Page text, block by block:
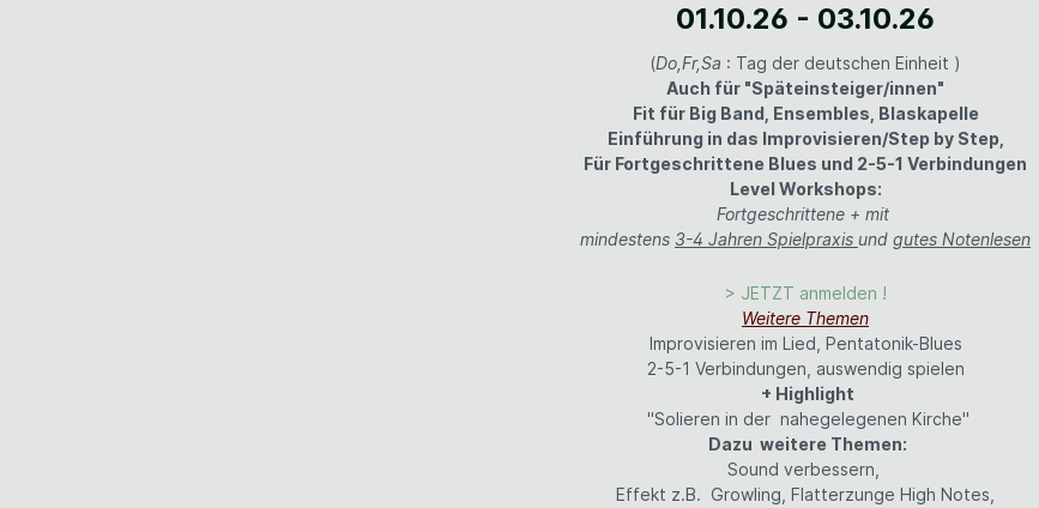
01.10.26 - 03.10.26
(Do,Fr,Sa : Tag der deutschen Einheit )
Auch für "Späteinsteiger/innen"
Fit für Big Band, Ensembles, Blaskapelle
Einführung in das Improvisieren/Step by Step,
Für Fortgeschrittene Blues und 2-5-1 Verbindungen
Level Workshops:
Fortgeschrittene + mit
mindestens 3-4 Jahren Spielpraxis und gutes Notenlesen
> JETZT anmelden !
Weitere Themen
Improvisieren im Lied, Pentatonik-Blues
2-5-1 Verbindungen, auswendig spielen
+ Highlight
"Solieren in der nahegelegenen Kirche"
Dazu weitere Themen:
Sound verbessern,
Effekt z.B. Growling, Flatterzunge High Notes,